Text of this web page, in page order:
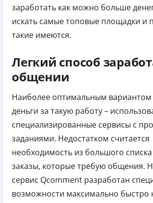
заработать как можно больше
искать самые топовые площадки и
такие имеются.
Легкий способ
общении
Наиболее оптимальным вариантом
деньги за такую работу –
специализированные сервисы с
заданиями. Недостатком считается
необходимость из большого
заказы, которые требую общения.
сервис Qcomment разработан
возможности максимально быстро